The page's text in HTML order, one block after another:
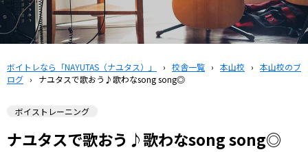
ボイトレなら「NAYUTAS（ナユタス）」 › 校舎一覧 › 本山校 › 本山校のブ
ログ › ナユタスで歌おう♪歌わなsong song◎
ボイストレーニング
ナユタスで歌おう♪歌わなsong song◎